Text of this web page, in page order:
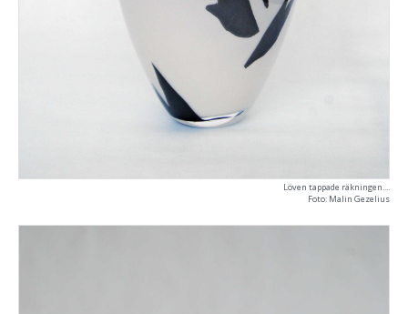
Löven tappade räkningen....
Foto: Malin Gezelius